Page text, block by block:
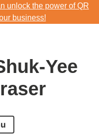
unlock the power of QR
business!
business!Yee